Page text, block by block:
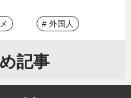
# 外国人
記事